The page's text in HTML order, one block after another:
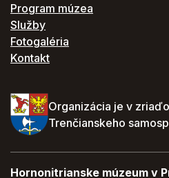
Program múzea
Služby
Fotogaléria
Kontakt
Organizácia je v
Trenčianskeho
Hornonitrianske múzeum v